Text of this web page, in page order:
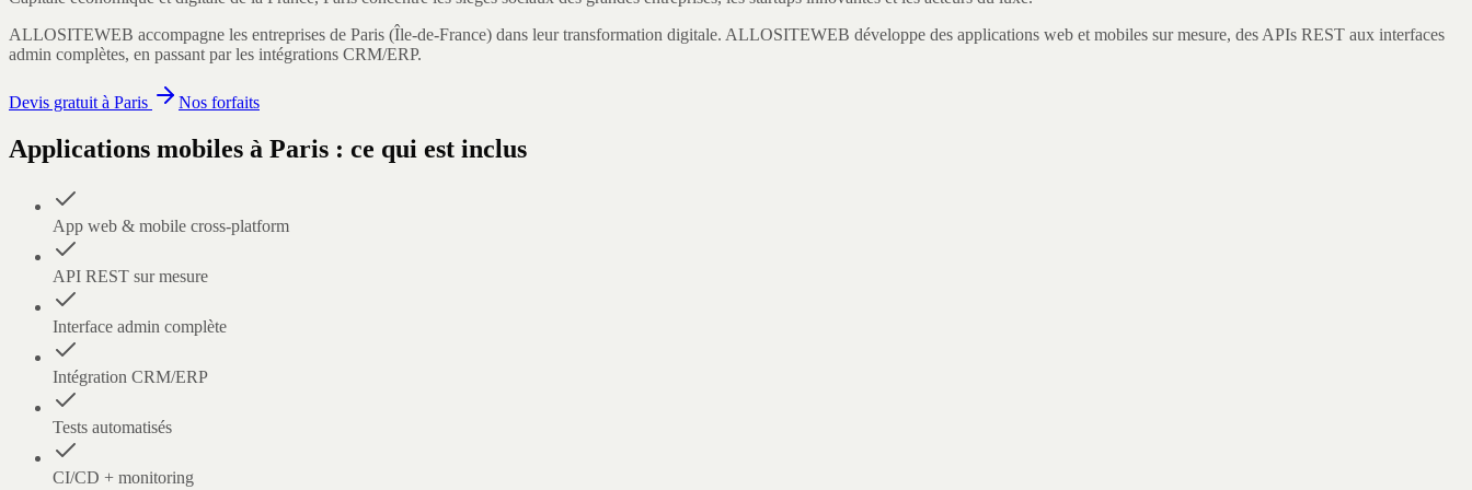
ALLOSITEWEB accompagne les entreprises de Paris (Île-de-France) dans leur transformation digitale. ALLOSITEWEB développe des applications web et mobiles sur mesure, des APIs REST aux interfaces
admin complètes, en passant par les intégrations CRM/ERP.
Devis gratuit à Paris Nos forfaits
Applications mobiles à Paris : ce qui est inclus
App web & mobile cross-platform
API REST sur mesure
Interface admin complète
Intégration CRM/ERP
Tests automatisés
CI/CD + monitoring